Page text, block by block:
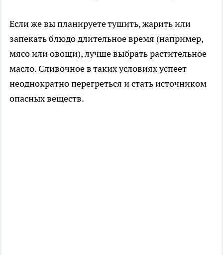
Если же вы планируете тушить, жарить или
запекать блюдо длительное время (например,
мясо или овощи), лучше выбрать растительное
масло. Сливочное в таких условиях успеет
неоднократно перегреться и стать источником
опасных веществ.